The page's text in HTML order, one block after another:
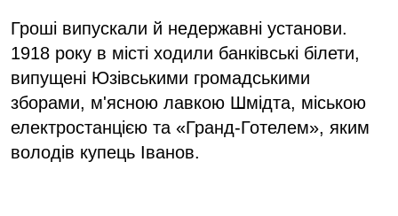
Гроші випускали й недержавні установи.
1918 року в місті ходили банківські білети,
випущені Юзівськими громадськими
зборами, м'ясною лавкою Шмідта, міською
електростанцією та «Гранд-Готелем», яким
володів купець Іванов.